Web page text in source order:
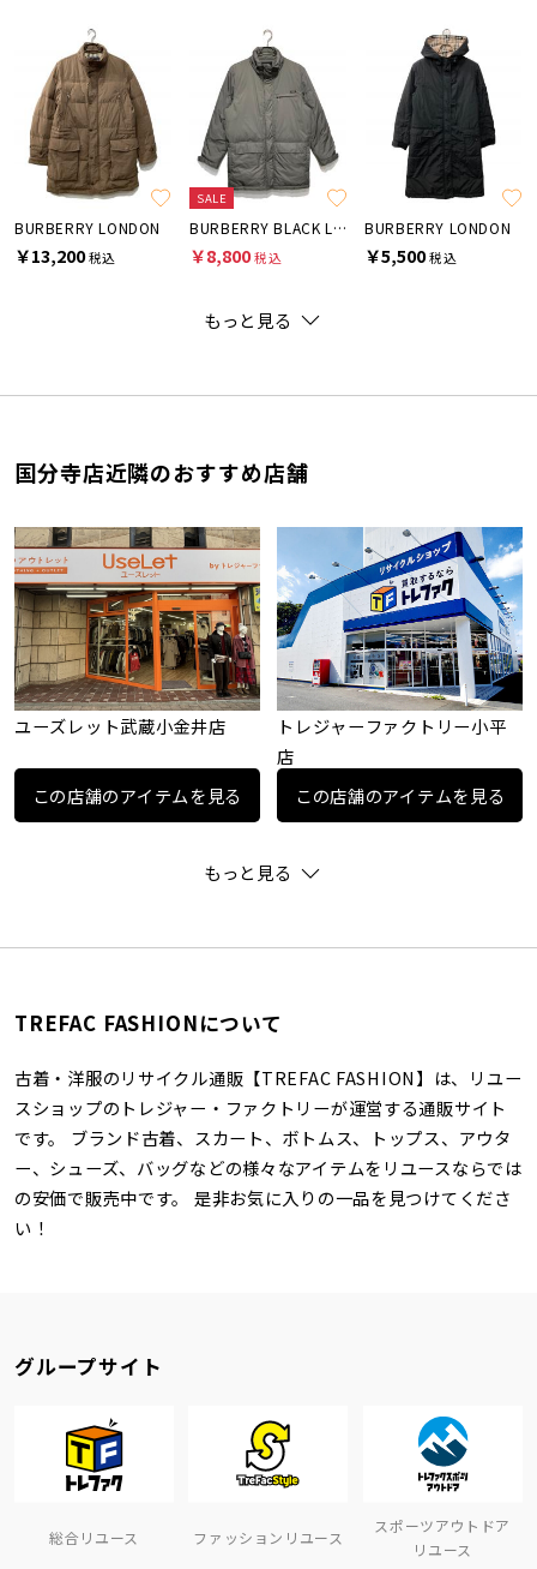
BURBERRY LONDON
￥13,200税込
SALE
BURBERRY BLACK LABEL
￥8,800税込
BURBERRY LONDON
￥5,500税込
もっと見る
国分寺店近隣のおすすめ店舗
ユーズレット武蔵小金井店
この店舗のアイテムを見る
トレジャーファクトリー小平
店
この店舗のアイテムを見る
もっと見る
TREFAC FASHIONについて
古着・洋服のリサイクル通販【TREFAC FASHION】は、リユー
スショップのトレジャー・ファクトリーが運営する通販サイト
です。 ブランド古着、スカート、ボトムス、トップス、アウタ
ー、シューズ、バッグなどの様々なアイテムをリユースならでは
の安価で販売中です。 是非お気に入りの一品を見つけてくださ
い！
グループサイト
総合リユース ファッションリユース
スポーツアウトドア
リユース